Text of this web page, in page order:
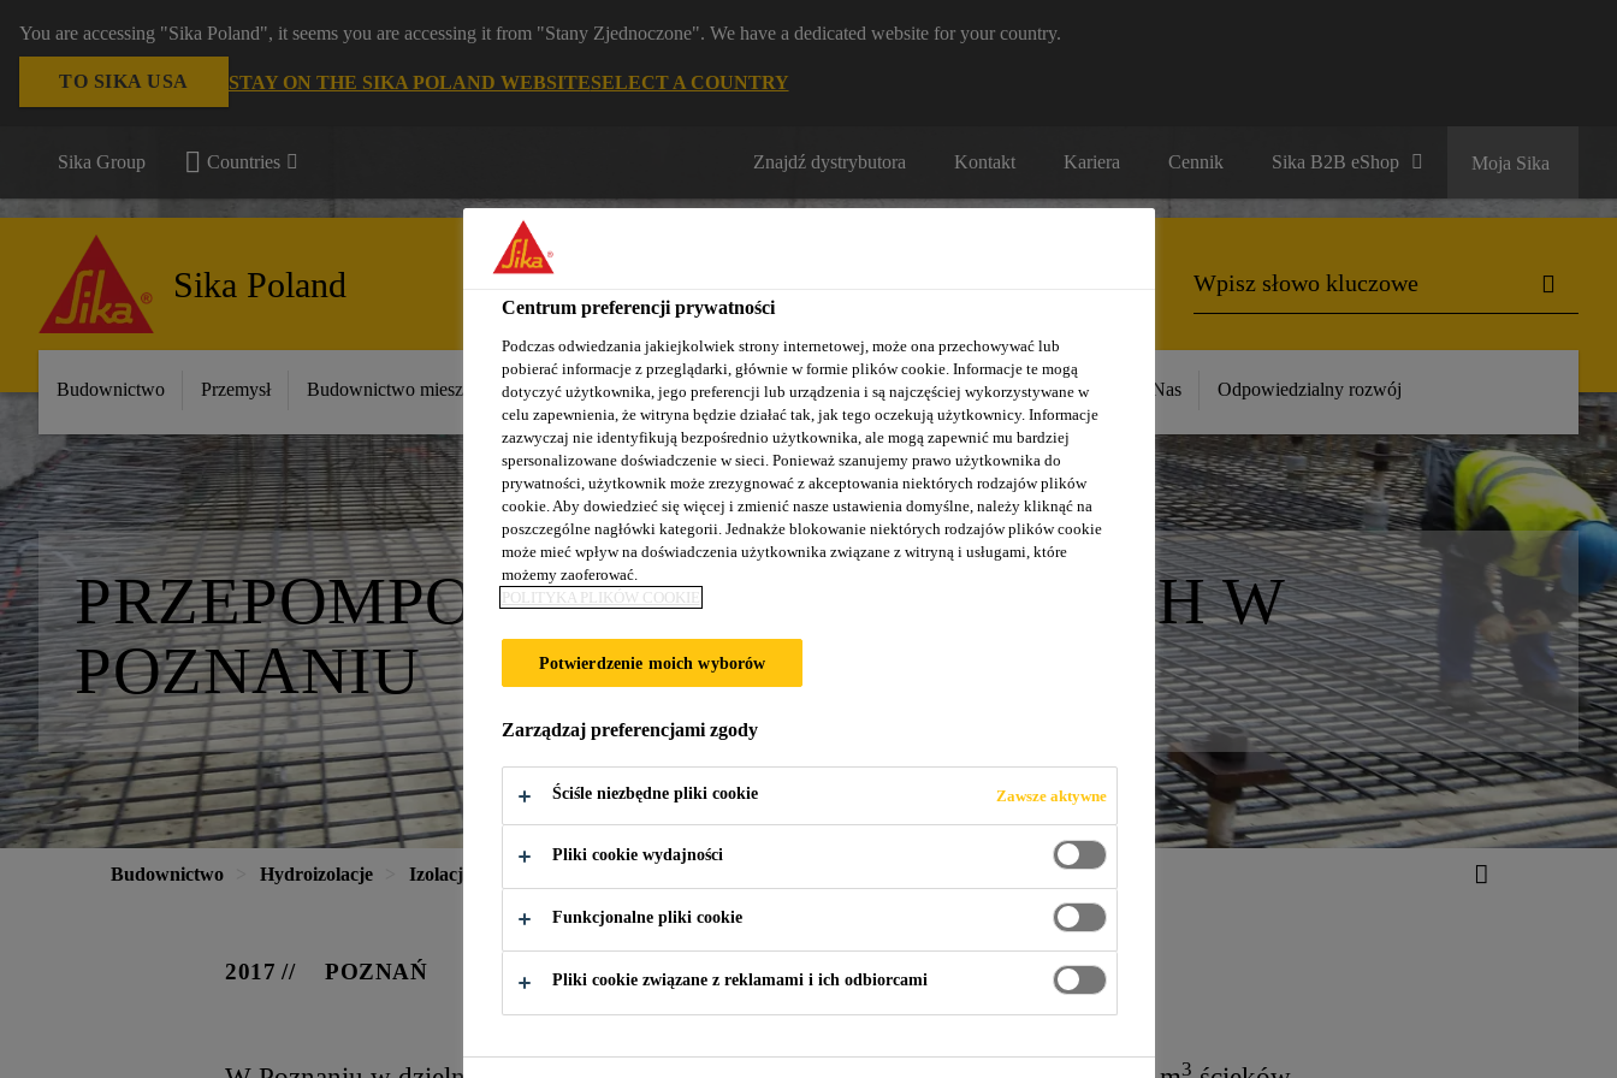
You are accessing "Sika Poland", it seems you are accessing it from "Stany Zjednoczone". We have a dedicated website for your country.
TO SIKA USA STAY ON THE SIKA POLAND WEBSITESELECT A COUNTRY
Sika Group Countries Znajdź dystrybutora Kontakt Kariera Cennik Sika B2B eShop Moja Sika
Sika Poland
Budownictwo Przemysł Budownictwo mieszkaniowe Nasze realizacje Baza wiedzy / Dokumentacja Szkolenia Sika O Nas Odpowiedzialny rozwój
PRZEPOMPOWNIA NA GARBARACH W
POZNANIU
Budownictwo Hydroizolacje Izolacje fundamentów
2017 POZNAŃ
3
Centrum preferencji prywatności
Podczas odwiedzania jakiejkolwiek strony internetowej, może ona przechowywać lub
pobierać informacje z przeglądarki, głównie w formie plików cookie. Informacje te mogą
dotyczyć użytkownika, jego preferencji lub urządzenia i są najczęściej wykorzystywane w
celu zapewnienia, że witryna będzie działać tak, jak tego oczekują użytkownicy. Informacje
zazwyczaj nie identyfikują bezpośrednio użytkownika, ale mogą zapewnić mu bardziej
spersonalizowane doświadczenie w sieci. Ponieważ szanujemy prawo użytkownika do
prywatności, użytkownik może zrezygnować z akceptowania niektórych rodzajów plików
cookie. Aby dowiedzieć się więcej i zmienić nasze ustawienia domyślne, należy kliknąć na
poszczególne nagłówki kategorii. Jednakże blokowanie niektórych rodzajów plików cookie
może mieć wpływ na doświadczenia użytkownika związane z witryną i usługami, które
możemy zaoferować.
POLITYKA PLIKÓW COOKIE
Potwierdzenie moich wyborów
Zarządzaj preferencjami zgody
Ściśle niezbędne pliki cookie Zawsze aktywne
Pliki cookie wydajności
Funkcjonalne pliki cookie
Pliki cookie związane z reklamami i ich odbiorcami